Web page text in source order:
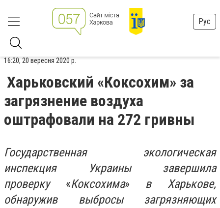
Рус
16:20, 20 вересня 2020 р.
Харьковский «Коксохим» за
загрязнение воздуха
оштрафовали на 272 гривны
Государственная экологическая
инспекция Украины завершила
проверку «Коксохима» в Харькове,
обнаружив выбросы загрязняющих